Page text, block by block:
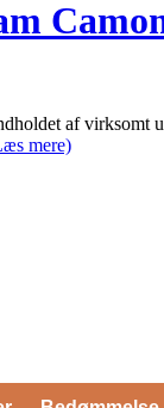
af virksomt
mere)